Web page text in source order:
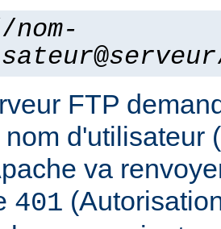
nom-
@serveur
FTP
nom d'utilisateur
va
401